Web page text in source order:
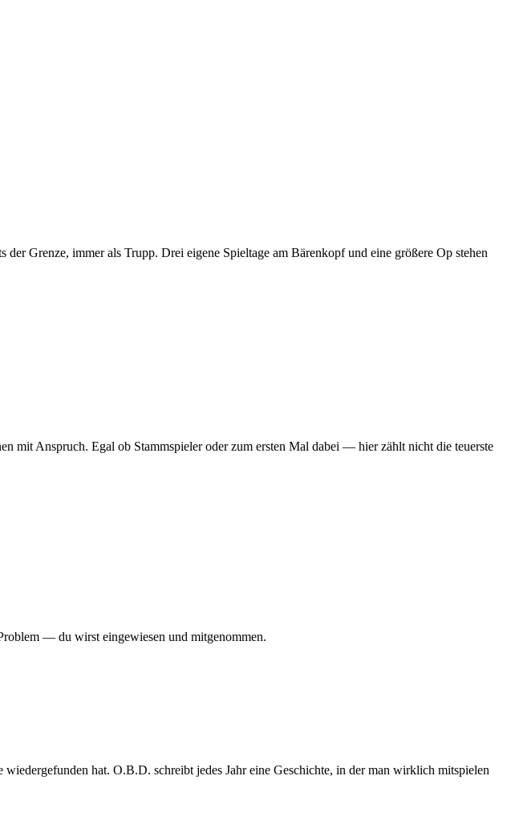
Grenze, immer als Trupp. Drei eigene Spieltage am Bärenkopf und eine größere Op stehen
mit Anspruch. Egal ob Stammspieler oder zum ersten Mal dabei — hier zählt nicht die teuerste
— du wirst eingewiesen und mitgenommen.
hat. O.B.D. schreibt jedes Jahr eine Geschichte, in der man wirklich mitspielen